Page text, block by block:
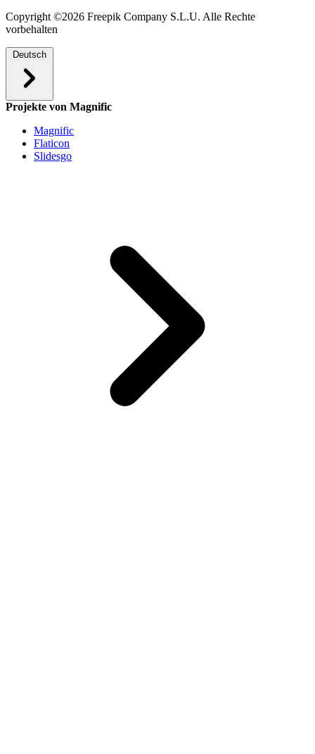
Copyright ©2026 Freepik Company S.L.U. Alle Rechte
vorbehalten
Deutsch
Projekte von Magnific
Magnific
Flaticon
Slidesgo